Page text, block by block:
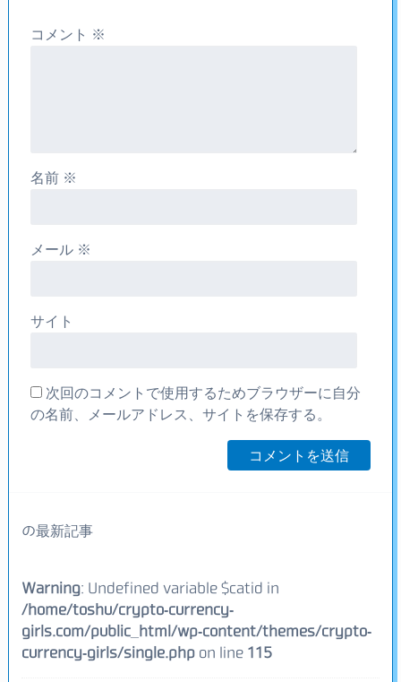
コメント ※
名前 ※
メール ※
サイト
次回のコメントで使用するためブラウザーに自分
の名前、メールアドレス、サイトを保存する。
の最新記事
Warning: Undefined variable $catid in
/home/toshu/crypto-currency-
girls.com/public_html/wp-content/themes/crypto-
currency-girls/single.php on line 115